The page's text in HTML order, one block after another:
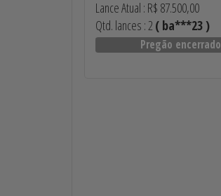
Lance Atual : R$ 87.500,00
Qtd. lances : 2 ( ba***23 )
Pregão encerrado